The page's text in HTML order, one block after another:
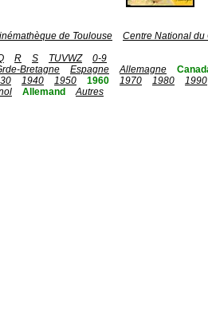
de Toulouse
Centre National du
R S TUVWZ
0-9
Bretagne Espagne Allemagne
1940 1950 1960 1970 1980 1990
Allemand
Autres